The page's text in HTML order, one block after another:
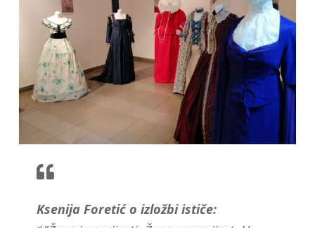
Ksenija Foretić o izložbi ističe: